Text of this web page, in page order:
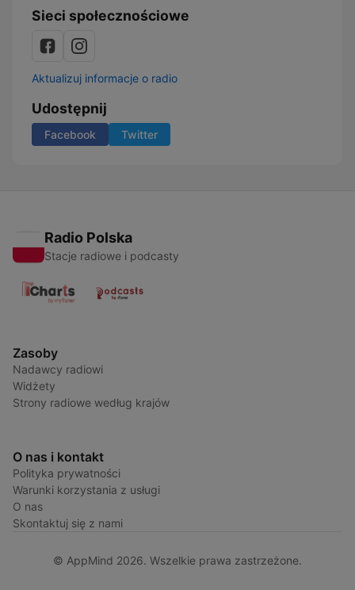
Sieci społecznościowe
Aktualizuj informacje o radio
Udostępnij
Facebook Twitter
Radio Polska
Stacje radiowe i podcasty
Zasoby
Nadawcy radiowi
Widżety
Strony radiowe według krajów
O nas i kontakt
Polityka prywatności
Warunki korzystania z usługi
O nas
Skontaktuj się z nami
© AppMind 2026. Wszelkie prawa zastrzeżone.